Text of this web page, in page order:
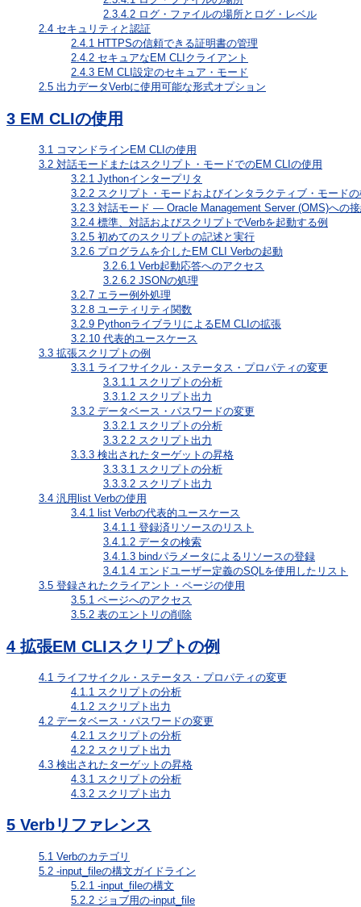
2.3.4.2 ログ・ファイルの場所とログ・レベル
2.4 セキュリティと認証
2.4.1 HTTPSの信頼できる証明書の管理
2.4.2 セキュアなEM CLIクライアント
2.4.3 EM CLI設定のセキュア・モード
2.5 出力データVerbに使用可能な形式オプション
3 EM CLIの使用
3.1 コマンドラインEM CLIの使用
3.2 対話モードまたはスクリプト・モードでのEM CLIの使用
3.2.1 Jythonインタープリタ
3.2.2 スクリプト・モードおよびインタラクティブ・モード
3.2.3 対話モード — Oracle Management Server (OMS)への
3.2.4 標準、対話およびスクリプトでVerbを起動する例
3.2.5 初めてのスクリプトの記述と実行
3.2.6 プログラムを介したEM CLI Verbの起動
3.2.6.1 Verb起動応答へのアクセス
3.2.6.2 JSONの処理
3.2.7 エラー例外処理
3.2.8 ユーティリティ関数
3.2.9 PythonライブラリによるEM CLIの拡張
3.2.10 代表的ユースケース
3.3 拡張スクリプトの例
3.3.1 ライフサイクル・ステータス・プロパティの変更
3.3.1.1 スクリプトの分析
3.3.1.2 スクリプト出力
3.3.2 データベース・パスワードの変更
3.3.2.1 スクリプトの分析
3.3.2.2 スクリプト出力
3.3.3 検出されたターゲットの昇格
3.3.3.1 スクリプトの分析
3.3.3.2 スクリプト出力
3.4 汎用list Verbの使用
3.4.1 list Verbの代表的ユースケース
3.4.1.1 登録済リソースのリスト
3.4.1.2 データの検索
3.4.1.3 bindパラメータによるリソースの登録
3.4.1.4 エンドユーザー定義のSQLを使用したリスト
3.5 登録されたクライアント・ページの使用
3.5.1 ページへのアクセス
3.5.2 表のエントリの削除
4 拡張EM CLIスクリプトの例
4.1 ライフサイクル・ステータス・プロパティの変更
4.1.1 スクリプトの分析
4.1.2 スクリプト出力
4.2 データベース・パスワードの変更
4.2.1 スクリプトの分析
4.2.2 スクリプト出力
4.3 検出されたターゲットの昇格
4.3.1 スクリプトの分析
4.3.2 スクリプト出力
5 Verbリファレンス
5.1 Verbのカテゴリ
5.2 -input_fileの構文ガイドライン
5.2.1 -input_fileの構文
5.2.2 ジョブ用の-input_file